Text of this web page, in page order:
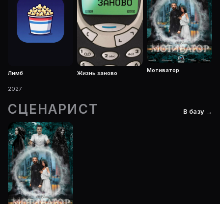
Лимб
2027
Жизнь заново Мотиватор
СЦЕНАРИСТ В базу →